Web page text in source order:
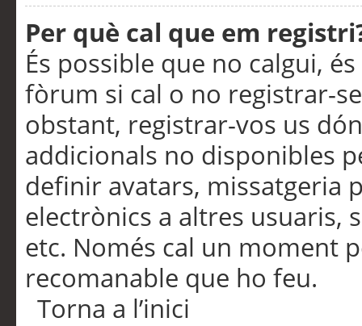
Per què cal que em
És possible que no calgui,
fòrum si cal o no registrar-
obstant, registrar-vos us
addicionals no disponibles
definir avatars, missatgeria
electrònics a altres usuaris,
etc. Només cal un moment
recomanable que ho feu.
Torna a l’inici